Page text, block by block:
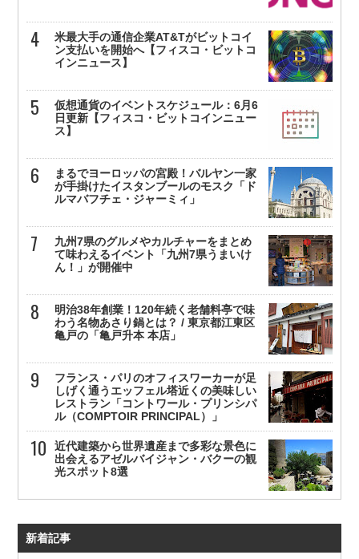
米最大手の通信企業AT&Tがビットコイ
ン支払いを開始へ【フィスコ・ビットコ
インニュース】
仮想通貨のイベントスケジュール：6月6
日更新【フィスコ・ビットコインニュー
ス】
まるでヨーロッパの宮殿！バルヤン一家
が手掛けたイスタンブールのモスク「ド
ルマバフチェ・ジャーミィ」
九州7県のグルメやカルチャーをまとめ
て味わえるイベント「九州7県うまいけ
ん！」が開催中
明治38年創業！120年続く老舗料亭で味
わう名物あさり鍋とは？ / 東京都江東区
亀戸の「亀戸升本 本店」
フランス・パリのオフィスワーカーが足
しげく通うエッフェル塔近くの美味しい
レストラン「コントワール・プリンシパ
ル（COMPTOIR PRINCIPAL）」
近代建築から世界遺産まで多彩な景色に
出会えるアゼルバイジャン・バクーの観
光スポット8選
新着記事